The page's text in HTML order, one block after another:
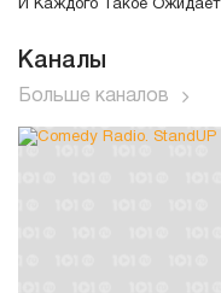
И Каждого Такое Ожидает
Каналы
Больше каналов